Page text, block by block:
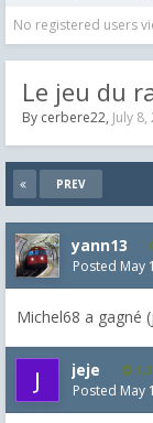
No registered users
Le jeu du
By cerbere22, July
PREV
yann13
Posted May
Michel68 a gagné
jeje
Posted May